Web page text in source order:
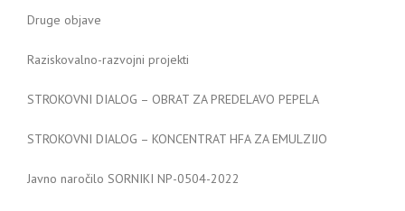
Druge objave
Raziskovalno-razvojni projekti
STROKOVNI DIALOG – OBRAT ZA PREDELAVO PEPELA
STROKOVNI DIALOG – KONCENTRAT HFA ZA EMULZIJO
Javno naročilo SORNIKI NP-0504-2022